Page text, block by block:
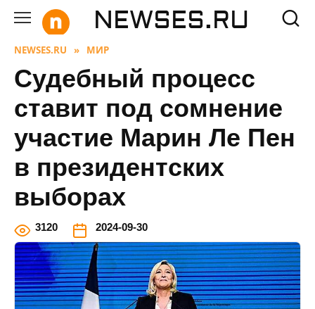
Перейти
содержанию
NEWSES.RU
NEWSES.RU » МИР
Судебный процесс
ставит под сомнение
участие Марин Ле Пен
в президентских
выборах
3120 2024-09-30